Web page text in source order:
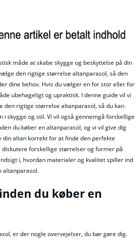
måde at skabe skygge og beskyttelse på din
den rigtige størrelse altanparasol, så den
dine behov. Hvis du vælger en for stor eller for
ubehageligt og upraktisk. I denne guide vil vi
den rigtige størrelse altanparasol, så du kan
i skygge og stil. Vi vil også gennemgå forskellige
du køber en altanparasol, og vi vil give dig
din altan korrekt for at finde den perfekte
diskutere forskellige størrelser og former på
i, hvordan materialer og kvalitet spiller ind
altanparasol.
du køber en
er der nogle overvejelser, du bør gøre dig.